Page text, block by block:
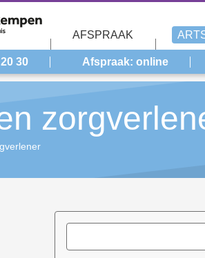
AFSPRAAK
30 Afspraak: online